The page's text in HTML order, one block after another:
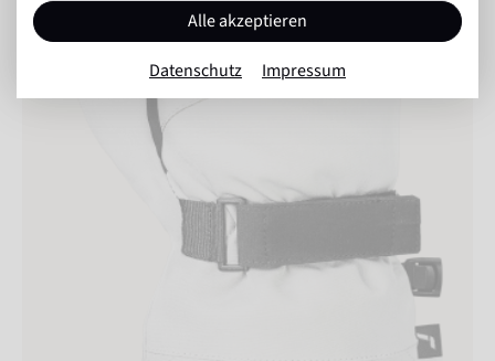
Alle akzeptieren
Datenschutz Impressum